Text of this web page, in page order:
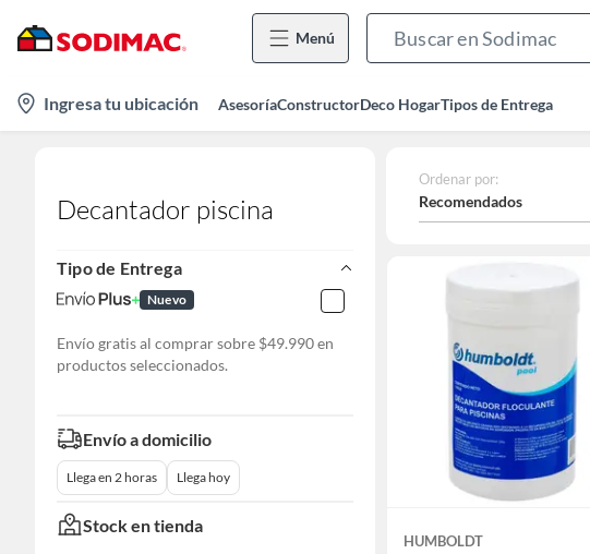
Menú
location-
icon
Ingresa tu ubicación AsesoríaConstructorDeco HogarTipos de Entrega
Decantador piscina
Tipo de Entrega
Nuevo
Envío gratis al comprar sobre $49.990 en
productos seleccionados.
Envío a domicilio
Llega en 2 horas Llega hoy
Stock en tienda
Ordenar por:
Recomendados
HUMBOLDT